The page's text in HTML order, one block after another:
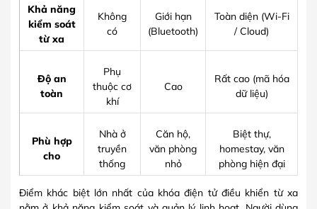
Khả năng
kiểm soát
từ xa
Không
có
Giới hạn
(Bluetooth)
Toàn diện (Wi-Fi
/ Cloud)
Độ an
toàn
Phụ
thuộc cơ
khí
Cao
Rất cao (mã hóa
dữ liệu)
Phù hợp
cho
Nhà ở
truyền
thống
Căn hộ,
văn phòng
nhỏ
Biệt thự,
homestay, văn
phòng hiện đại
Điểm khác biệt lớn nhất của khóa điện tử điều khiển từ xa